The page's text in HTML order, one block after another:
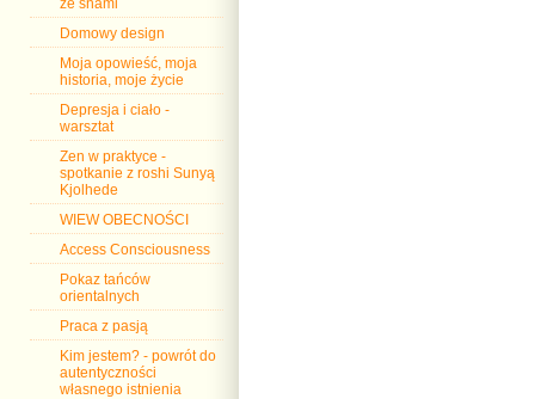
ze snami
Domowy design
Moja opowieść, moja
historia, moje życie
Depresja i ciało -
warsztat
Zen w praktyce -
spotkanie z roshi Sunyą
Kjolhede
WIEW OBECNOŚCI
Access Consciousness
Pokaz tańców
orientalnych
Praca z pasją
Kim jestem? - powrót do
autentyczności
własnego istnienia